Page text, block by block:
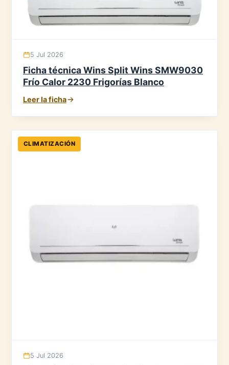
5 Jul 2026
Ficha técnica Wins Split Wins SMW9030
Frío Calor 2230 Frigorías Blanco
Leer la ficha
CLIMATIZACIÓN
5 Jul 2026